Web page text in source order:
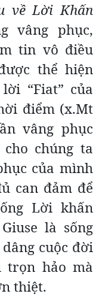
về Lời Khấn
vâng phục,
tin vô điều
thể hiện
“Fiat” của
điểm (x.Mt
vâng phục
cho chúng ta
của mình
can đảm để
Lời khấn
là sống
cuộc đời
trọn hảo mà
thiệt.